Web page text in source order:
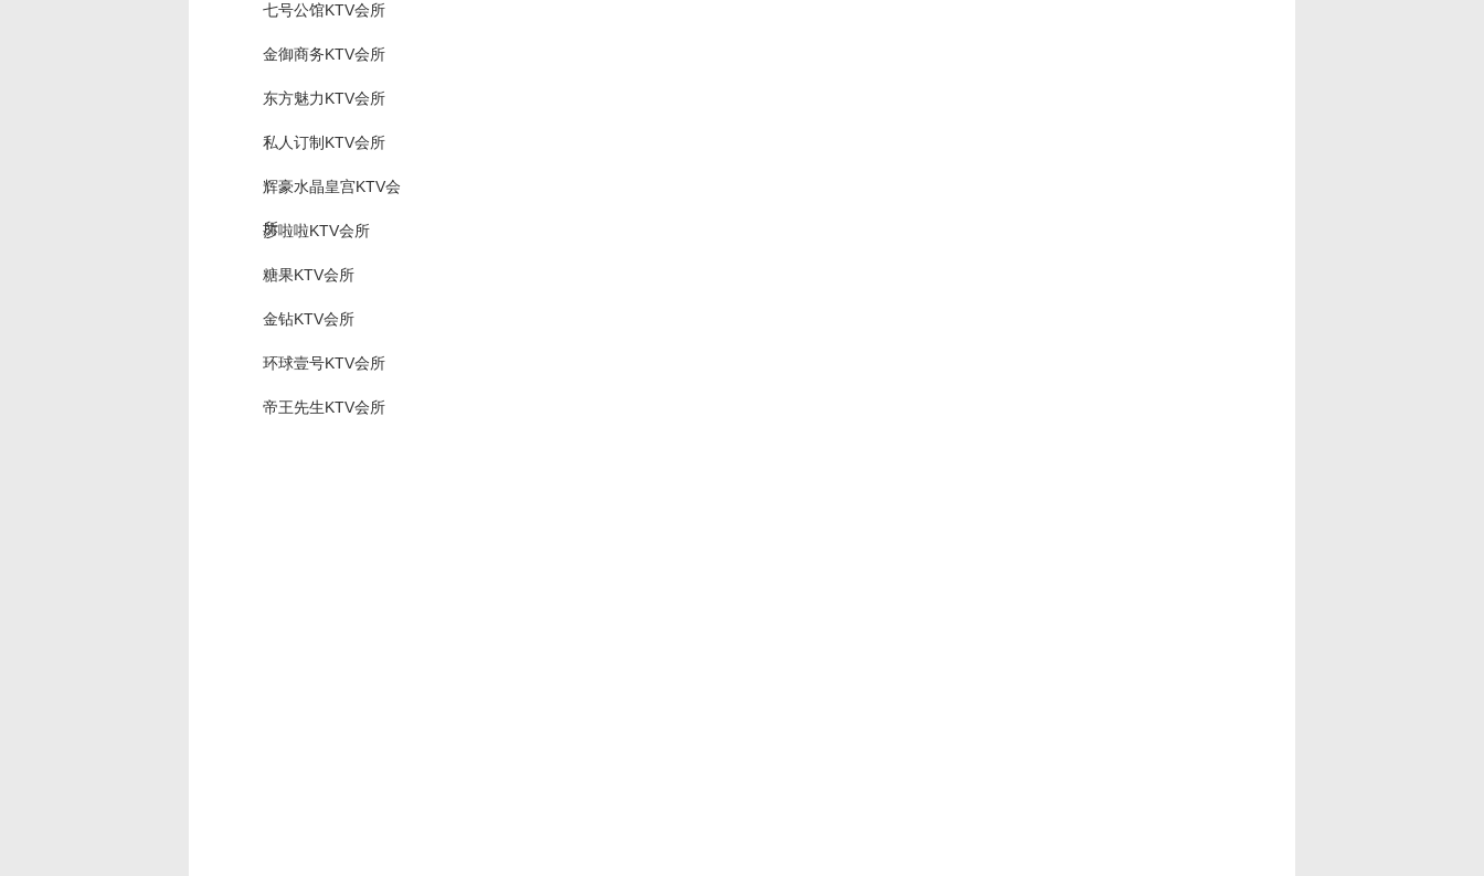
七号公馆KTV会所
金御商务KTV会所
东方魅力KTV会所
私人订制KTV会所
辉豪水晶皇宫KTV会
所
莎啦啦KTV会所
糖果KTV会所
金钻KTV会所
环球壹号KTV会所
帝王先生KTV会所